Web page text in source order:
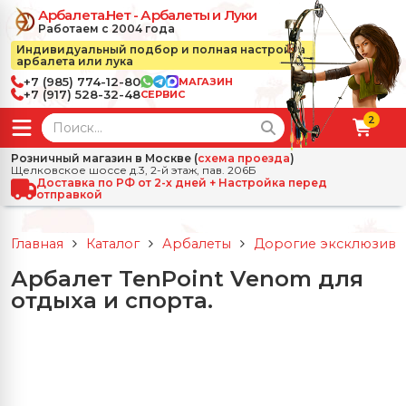
Арбалета.Нет - Арбалеты и Луки
Работаем с 2004 года
Индивидуальный подбор и полная настройка
арбалета или лука
+7 (985) 774-12-80 МАГАЗИН
+7 (917) 528-32-48СЕРВИС
2
Розничный магазин в Москве (схема проезда)
Щелковское шоссе д.3, 2-й этаж, пав. 206Б
Доставка по РФ от 2-х дней + Настройка перед
отправкой
← Назад ✕
Арбалеты
Арбалеты для отдыха
Блочные арбалеты
✕
луки
боеприпасы
Стрелы, боеприпасы
✕
Главная Каталог Арбалеты Дорогие
Арбалет TenPoint Venom для
отдыха и спорта.